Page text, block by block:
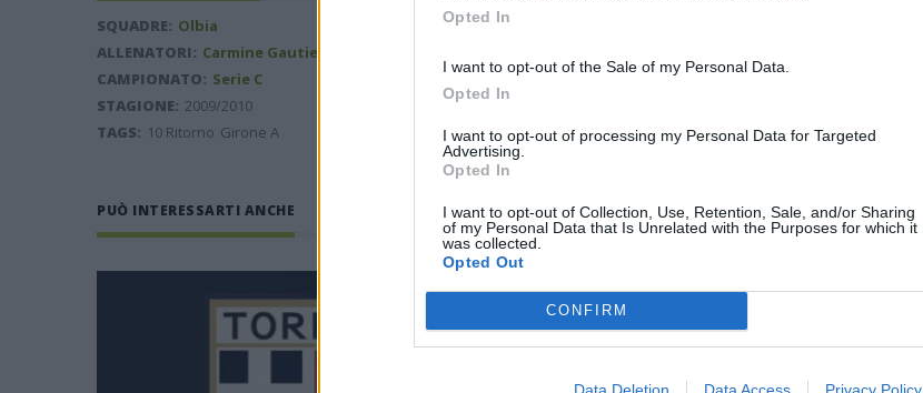
Opted In
I want to opt-out of the Sale of my Personal Data.
Opted In
I want to opt-out of processing my Personal Data for Targeted
Advertising.
Opted In
I want to opt-out of Collection, Use, Retention, Sale, and/or Sharing
of my Personal Data that Is Unrelated with the Purposes for which it
was collected.
Opted Out
CONFIRM
Data Deletion Data Access Privacy Policy
SQUADRE: Olbia
ALLENATORI: Carmine Gautieri
CAMPIONATO: Serie C
STAGIONE: 2009/2010
TAGS: 10 Ritorno Girone A
PUÒ INTERESSARTI ANCHE